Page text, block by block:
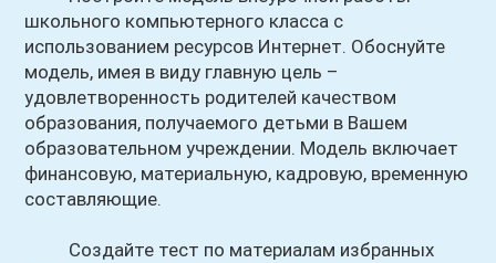
школьного компьютерного класса с
использованием ресурсов Интернет. Обоснуйте
модель, имея в виду главную цель –
удовлетворенность родителей качеством
образования, получаемого детьми в Вашем
образовательном учреждении. Модель включает
финансовую, материальную, кадровую, временную
составляющие.
Создайте тест по материалам избранных